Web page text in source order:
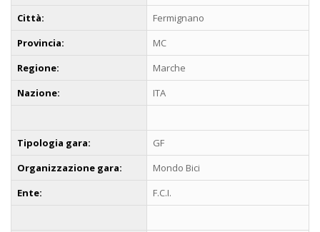
Città:
Fermignano
Provincia:
MC
Regione:
Marche
Nazione:
ITA
Tipologia gara:
GF
Organizzazione gara:
Mondo Bici
Ente:
F.C.I.